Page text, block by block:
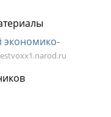
экономико-